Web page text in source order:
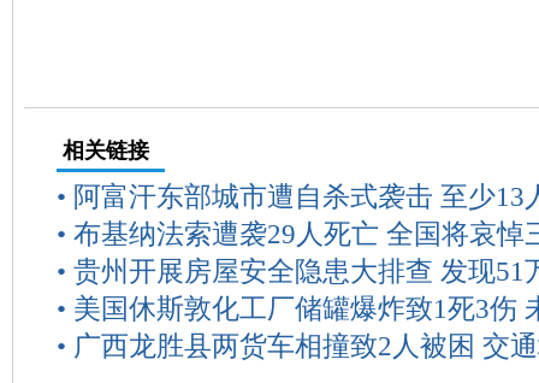
相关链接
• 阿富汗东部城市遭自杀式袭击 至少13
• 布基纳法索遭袭29人死亡 全国将哀悼
• 贵州开展房屋安全隐患大排查 发现51
• 美国休斯敦化工厂储罐爆炸致1死3伤
• 广西龙胜县两货车相撞致2人被困 交